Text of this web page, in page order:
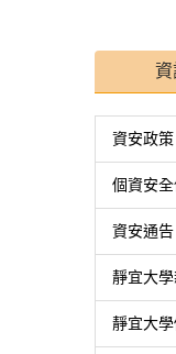
資
資安政策
個資安
資安通告
靜宜大
靜宜大